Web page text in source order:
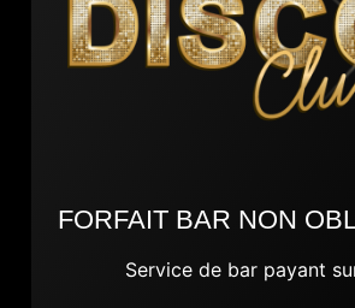
FORFAIT BAR NON
Service de bar payant